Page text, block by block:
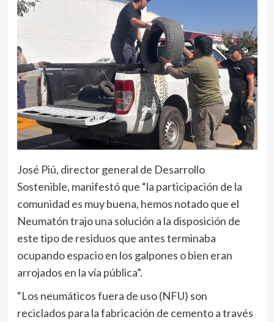
José Piú, director general de Desarrollo
Sostenible, manifestó que “la participación de la
comunidad es muy buena, hemos notado que el
Neumatón trajo una solución a la disposición de
este tipo de residuos que antes terminaba
ocupando espacio en los galpones o bien eran
arrojados en la vía pública”.
“Los neumáticos fuera de uso (NFU) son
reciclados para la fabricación de cemento a través